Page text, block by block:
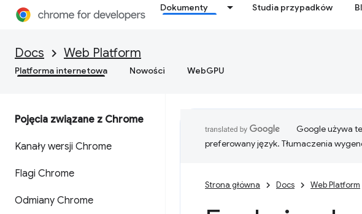
Dokumenty Studia przypadków
Docs Web Platform
Platforma internetowa Nowości WebGPU
Pojęcia związane z Chrome
Kanały wersji Chrome
Flagi Chrome
Odmiany Chrome
Google używa
preferowany język. Tłumaczenia
Strona główna Docs Web Platform